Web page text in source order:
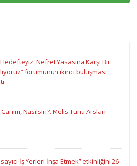
Nefret Yasasına Karşı Bir
forumunun ikinci buluşması
Nasılsın?: Melis Tuna Arslan
İş Yerleri İnşa Etmek” etkinliğini 26